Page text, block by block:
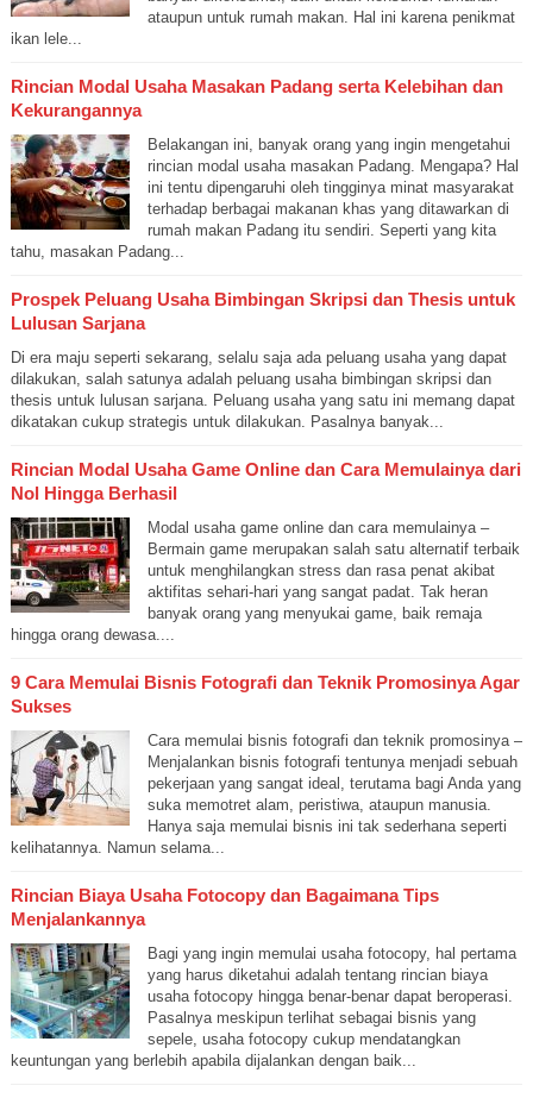
ataupun untuk rumah makan. Hal ini karena penikmat
ikan lele...
Rincian Modal Usaha Masakan Padang serta Kelebihan dan
Kekurangannya
Belakangan ini, banyak orang yang ingin mengetahui
rincian modal usaha masakan Padang. Mengapa? Hal
ini tentu dipengaruhi oleh tingginya minat masyarakat
terhadap berbagai makanan khas yang ditawarkan di
rumah makan Padang itu sendiri. Seperti yang kita
tahu, masakan Padang...
Prospek Peluang Usaha Bimbingan Skripsi dan Thesis untuk
Lulusan Sarjana
Di era maju seperti sekarang, selalu saja ada peluang usaha yang dapat
dilakukan, salah satunya adalah peluang usaha bimbingan skripsi dan
thesis untuk lulusan sarjana. Peluang usaha yang satu ini memang dapat
dikatakan cukup strategis untuk dilakukan. Pasalnya banyak...
Rincian Modal Usaha Game Online dan Cara Memulainya dari
Nol Hingga Berhasil
Modal usaha game online dan cara memulainya –
Bermain game merupakan salah satu alternatif terbaik
untuk menghilangkan stress dan rasa penat akibat
aktifitas sehari-hari yang sangat padat. Tak heran
banyak orang yang menyukai game, baik remaja
hingga orang dewasa....
9 Cara Memulai Bisnis Fotografi dan Teknik Promosinya Agar
Sukses
Cara memulai bisnis fotografi dan teknik promosinya –
Menjalankan bisnis fotografi tentunya menjadi sebuah
pekerjaan yang sangat ideal, terutama bagi Anda yang
suka memotret alam, peristiwa, ataupun manusia.
Hanya saja memulai bisnis ini tak sederhana seperti
kelihatannya. Namun selama...
Rincian Biaya Usaha Fotocopy dan Bagaimana Tips
Menjalankannya
Bagi yang ingin memulai usaha fotocopy, hal pertama
yang harus diketahui adalah tentang rincian biaya
usaha fotocopy hingga benar-benar dapat beroperasi.
Pasalnya meskipun terlihat sebagai bisnis yang
sepele, usaha fotocopy cukup mendatangkan
keuntungan yang berlebih apabila dijalankan dengan baik...